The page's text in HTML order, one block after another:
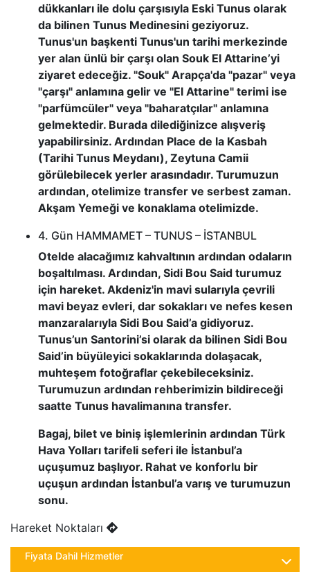
dükkanları ile dolu çarşısıyla Eski Tunus olarak
da bilinen Tunus Medinesini geziyoruz.
Tunus'un başkenti Tunus'un tarihi merkezinde
yer alan ünlü bir çarşı olan Souk El Attarine’yi
ziyaret edeceğiz. "Souk" Arapça'da "pazar" veya
"çarşı" anlamına gelir ve "El Attarine" terimi ise
"parfümcüler" veya "baharatçılar" anlamına
gelmektedir. Burada dilediğinizce alışveriş
yapabilirsiniz. Ardından Place de la Kasbah
(Tarihi Tunus Meydanı), Zeytuna Camii
görülebilecek yerler arasındadır. Turumuzun
ardından, otelimize transfer ve serbest zaman.
Akşam Yemeği ve konaklama otelimizde.
4. Gün HAMMAMET – TUNUS – İSTANBUL
Otelde alacağımız kahvaltının ardından odaların
boşaltılması. Ardından, Sidi Bou Said turumuz
için hareket. Akdeniz'in mavi sularıyla çevrili
mavi beyaz evleri, dar sokakları ve nefes kesen
manzaralarıyla Sidi Bou Said’a gidiyoruz.
Tunus’un Santorini’si olarak da bilinen Sidi Bou
Said’in büyüleyici sokaklarında dolaşacak,
muhteşem fotoğraflar çekebileceksiniz.
Turumuzun ardından rehberimizin bildireceği
saatte Tunus havalimanına transfer.
Bagaj, bilet ve biniş işlemlerinin ardından Türk
Hava Yolları tarifeli seferi ile İstanbul’a
uçuşumuz başlıyor. Rahat ve konforlu bir
uçuşun ardından İstanbul’a varış ve turumuzun
sonu.
Hareket Noktaları
Fiyata Dahil Hizmetler